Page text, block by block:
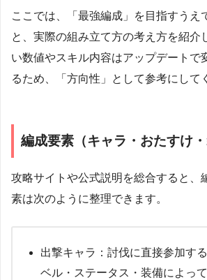
ここでは、「最強編成」を目指すうえ
と、実際の組み立て方の考え方を紹介
い数値やスキル内容はアップデートで
るため、「方向性」として参考にして
編成要素（キャラ・おたすけ・
攻略サイトや公式説明を総合すると、
素は次のように整理できます。
出撃キャラ：討伐に直接参加す
ベル・ステータス・装備によっ